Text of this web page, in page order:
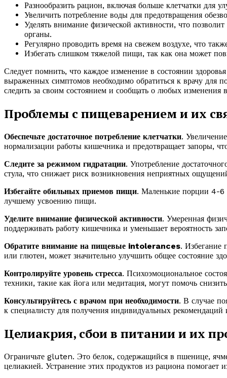
Разнообразить рацион, включая больше клетчатки для
Увеличить потребление воды для предотвращения
Уделять внимание физической активности, что
органы.
Регулярно проводить время на свежем воздухе, что
Избегать слишком тяжелой пищи, так как она может
Следует помнить, что каждое изменение в состоянии
выраженных симптомов необходимо обратиться к врачу для
следить за своим состоянием и сообщать о любых изменения
Проблемы с пищеварением и их
Обеспечьте достаточное потребление клетчатки.
нормализации работы кишечника и предотвращает запоры,
Следите за режимом гидратации. Употребление
стула, что снижает риск возникновения неприятных
Избегайте обильных приемов пищи. Маленькие порции 4-6
лучшему усвоению пищи.
Уделите внимание физической активности. Умеренная
поддерживать работу кишечника и уменьшает вероятность
Обратите внимание на пищевые intolerances. Избегание
или глютен, может значительно улучшить общее состояние
Контролируйте уровень стресса. Психоэмоциональное
техники, такие как йога или медитация, могут помочь
Консультируйтесь с врачом при необходимости. В случае
к специалисту для получения индивидуальных рекомендаций
Целиакрия, сбои в питании и их
Ограничьте gluten. Это белок, содержащийся в пшенице,
целиакией. Устранение этих продуктов из рациона помогает